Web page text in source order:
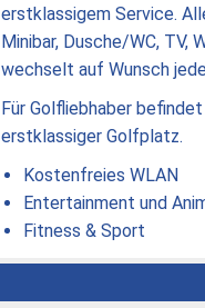
erstklassigem Service.
Minibar, Dusche/WC,
wechselt auf Wunsch
Für Golfliebhaber
erstklassiger Golfplatz.
Kostenfreies WLAN
Entertainment und
Fitness & Sport